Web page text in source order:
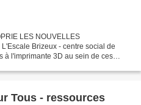
LES NOUVELLES
Brizeux - centre social de
à l'imprimante 3D au sein de ces
Tous - ressources